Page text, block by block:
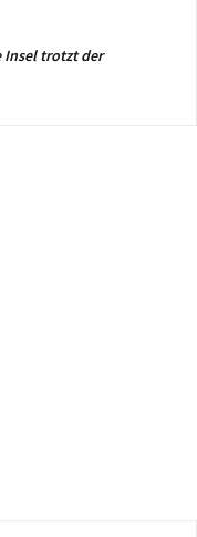
Insel trotzt der